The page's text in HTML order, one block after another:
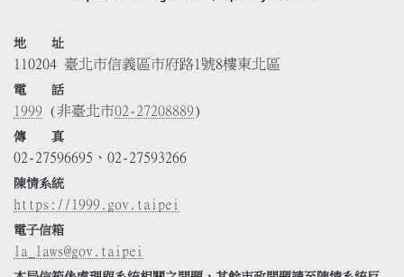
地 址
110204 臺北市信義區市府路1號8樓東北區
電 話
1999 (非臺北市02-27208889)
傳 真
02-27596695、02-27593266
陳情系統
https://1999.gov.taipei
電子信箱
la_laws@gov.taipei